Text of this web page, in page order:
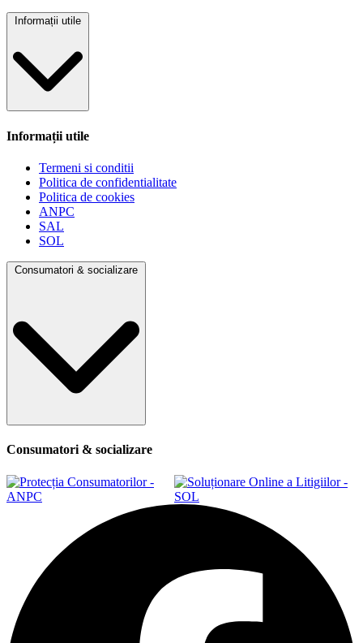
Informații utile
Informații utile
Termeni si conditii
Politica de confidentialitate
Politica de cookies
ANPC
SAL
SOL
Consumatori & socializare
Consumatori & socializare